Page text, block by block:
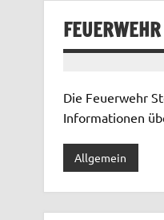
Die Feuerwehr
Informationen
Allgemein